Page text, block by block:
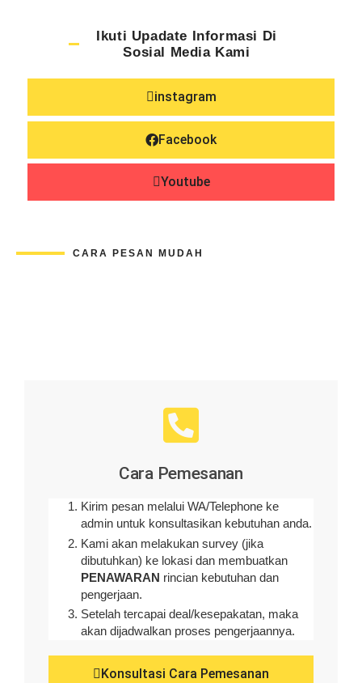
Ikuti Upadate Informasi Di
Sosial Media Kami
instagram
Facebook
Youtube
CARA PESAN MUDAH
Cara Pemesanan
Kirim pesan melalui WA/Telephone ke
admin untuk konsultasikan kebutuhan anda.
Kami akan melakukan survey (jika
dibutuhkan) ke lokasi dan membuatkan
PENAWARAN rincian kebutuhan dan
pengerjaan.
Setelah tercapai deal/kesepakatan, maka
akan dijadwalkan proses pengerjaannya.
Konsultasi Cara Pemesanan